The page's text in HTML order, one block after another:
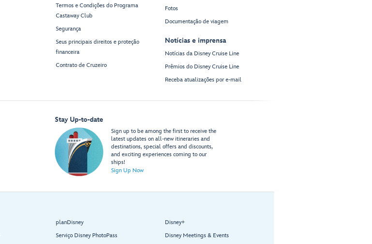
Termos e Condições do Programa
Castaway Club
Segurança
Seus principais direitos e proteção
financeira
Contrato de Cruzeiro
Fotos
Documentação de viagem
Notícias e imprensa
Notícias da Disney Cruise Line
Prêmios do Disney Cruise Line
Receba atualizações por e-mail
Stay Up-to-date
Sign up to be among the first to receive the
latest updates on all-new itineraries and
destinations, special offers and discounts,
and exciting experiences coming to our
ships!
Sign Up Now
planDisney
Serviço Disney PhotoPass
Disney+
Disney Meetings & Events